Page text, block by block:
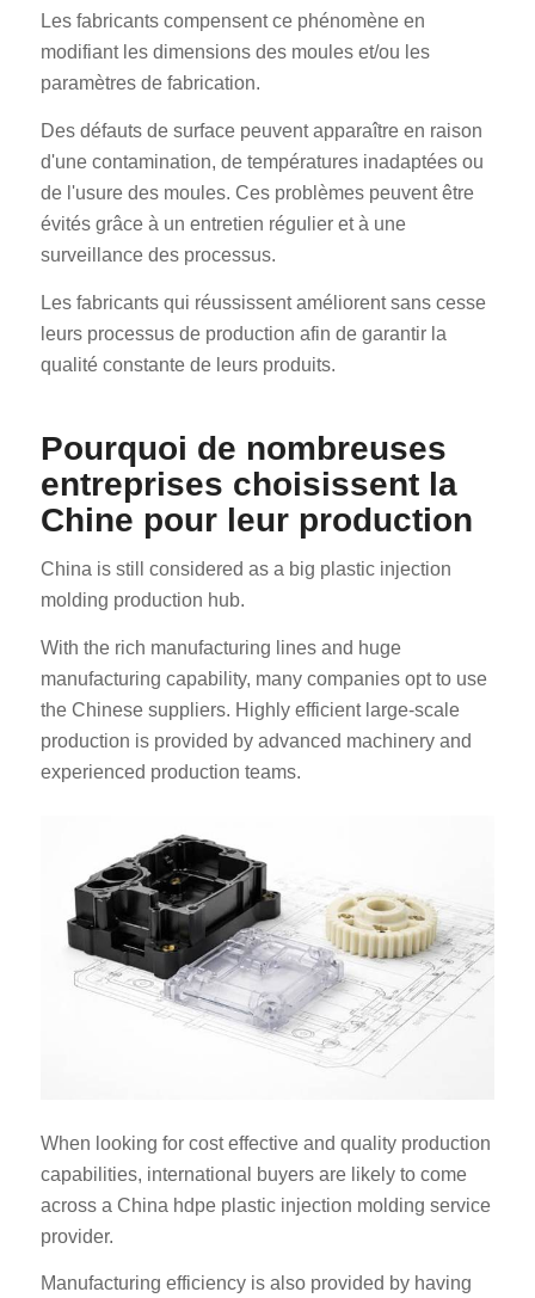
Les fabricants compensent ce phénomène en
modifiant les dimensions des moules et/ou les
paramètres de fabrication.
Des défauts de surface peuvent apparaître en raison
d'une contamination, de températures inadaptées ou
de l'usure des moules. Ces problèmes peuvent être
évités grâce à un entretien régulier et à une
surveillance des processus.
Les fabricants qui réussissent améliorent sans cesse
leurs processus de production afin de garantir la
qualité constante de leurs produits.
Pourquoi de nombreuses
entreprises choisissent la
Chine pour leur production
China is still considered as a big plastic injection
molding production hub.
With the rich manufacturing lines and huge
manufacturing capability, many companies opt to use
the Chinese suppliers. Highly efficient large-scale
production is provided by advanced machinery and
experienced production teams.
When looking for cost effective and quality production
capabilities, international buyers are likely to come
across a China hdpe plastic injection molding service
provider.
Manufacturing efficiency is also provided by having